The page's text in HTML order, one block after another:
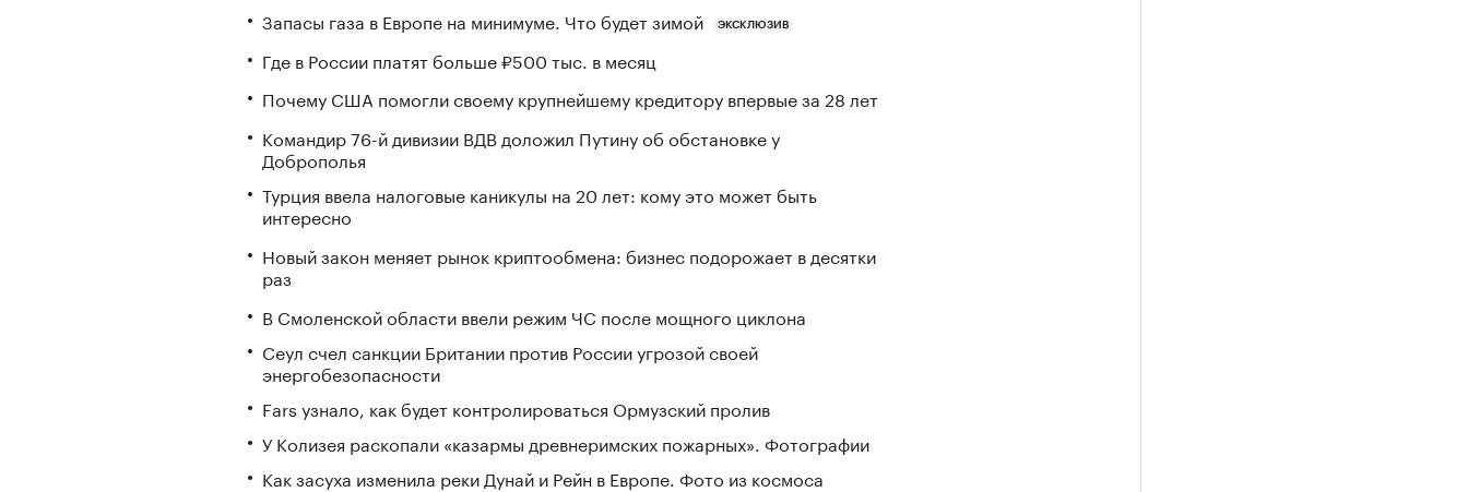
Запасы газа в Европе на минимуме. Что будет зимой
ЭКСКЛЮЗИВ
Где в России платят больше ₽500 тыс. в месяц
Почему США помогли своему крупнейшему кредитору впервые за 28 лет
Командир 76-й дивизии ВДВ доложил Путину об обстановке у
Доброполья
Турция ввела налоговые каникулы на 20 лет: кому это может быть
интересно
Новый закон меняет рынок криптообмена: бизнес подорожает в десятки
раз
В Смоленской области ввели режим ЧС после мощного циклона
Сеул счел санкции Британии против России угрозой своей
энергобезопасности
Fars узнало, как будет контролироваться Ормузский пролив
У Колизея раскопали «казармы древнеримских пожарных». Фотографии
Как засуха изменила реки Дунай и Рейн в Европе. Фото из космоса